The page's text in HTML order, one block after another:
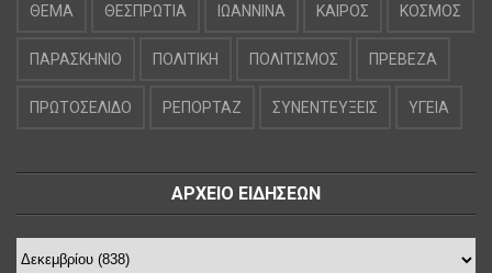
ΘΕΜΑ ΘΕΣΠΡΩΤΙΑ ΙΩΑΝΝΙΝΑ ΚΑΙΡΟΣ ΚΟΣΜΟΣ
ΠΑΡΑΣΚΗΝΙΟ ΠΟΛΙΤΙΚΗ ΠΟΛΙΤΙΣΜΟΣ ΠΡΕΒΕΖΑ
ΠΡΩΤΟΣΕΛΙΔΟ ΡΕΠΟΡΤΑΖ ΣΥΝΕΝΤΕΥΞΕΙΣ ΥΓΕΙΑ
ΑΡΧΕΙΟ ΕΙΔΗΣΕΩΝ